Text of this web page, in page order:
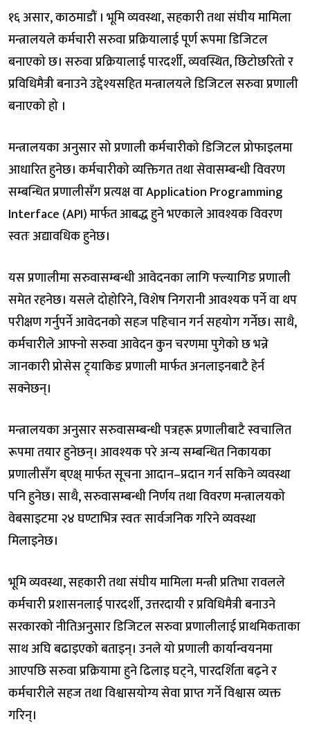
१६ असार, काठमाडौं । भूमि व्यवस्था, सहकारी तथा संघीय मामिला
मन्त्रालयले कर्मचारी सरुवा प्रक्रियालाई पूर्ण रूपमा डिजिटल
बनाएको छ। सरुवा प्रक्रियालाई पारदर्शी, व्यवस्थित, छिटोछरितो र
प्रविधिमैत्री बनाउने उद्देश्यसहित मन्त्रालयले डिजिटल सरुवा प्रणाली
बनाएको हो ।
मन्त्रालयका अनुसार सो प्रणाली कर्मचारीको डिजिटल प्रोफाइलमा
आधारित हुनेछ। कर्मचारीको व्यक्तिगत तथा सेवासम्बन्धी विवरण
सम्बन्धित प्रणालीसँग प्रत्यक्ष वा Application Programming
Interface (API) मार्फत आबद्ध हुने भएकाले आवश्यक विवरण
स्वतः अद्यावधिक हुनेछ।
यस प्रणालीमा सरुवासम्बन्धी आवेदनका लागि फ्ल्यागिङ प्रणाली
समेत रहनेछ। यसले दोहोरिने, विशेष निगरानी आवश्यक पर्ने वा थप
परीक्षण गर्नुपर्ने आवेदनको सहज पहिचान गर्न सहयोग गर्नेछ। साथै,
कर्मचारीले आफ्नो सरुवा आवेदन कुन चरणमा पुगेको छ भन्ने
जानकारी प्रोसेस ट्र्याकिङ प्रणाली मार्फत अनलाइनबाटै हेर्न
सक्नेछन्।
मन्त्रालयका अनुसार सरुवासम्बन्धी पत्रहरू प्रणालीबाटै स्वचालित
रूपमा तयार हुनेछन्। आवश्यक परे अन्य सम्बन्धित निकायका
प्रणालीसँग ब्एक्ष् मार्फत सूचना आदान–प्रदान गर्न सकिने व्यवस्था
पनि हुनेछ। साथै, सरुवासम्बन्धी निर्णय तथा विवरण मन्त्रालयको
वेबसाइटमा २४ घण्टाभित्र स्वतः सार्वजनिक गरिने व्यवस्था
मिलाइनेछ।
भूमि व्यवस्था, सहकारी तथा संघीय मामिला मन्त्री प्रतिभा रावलले
कर्मचारी प्रशासनलाई पारदर्शी, उत्तरदायी र प्रविधिमैत्री बनाउने
सरकारको नीतिअनुसार डिजिटल सरुवा प्रणालीलाई प्राथमिकताका
साथ अघि बढाइएको बताइन्। उनले यो प्रणाली कार्यान्वयनमा
आएपछि सरुवा प्रक्रियामा हुने ढिलाइ घट्ने, पारदर्शिता बढ्ने र
कर्मचारीले सहज तथा विश्वासयोग्य सेवा प्राप्त गर्ने विश्वास व्यक्त
गरिन्।